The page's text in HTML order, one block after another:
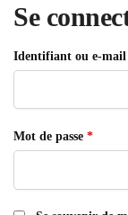
Se
Identifiant ou e-mail
Mot de passe *